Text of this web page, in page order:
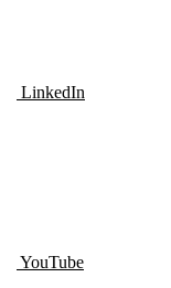
LinkedIn
YouTube